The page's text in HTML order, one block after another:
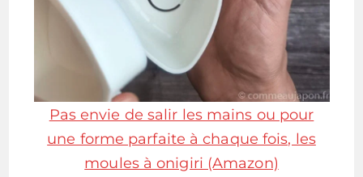
Pas envie de salir les mains ou pour
une forme parfaite à chaque fois, les
moules à onigiri (Amazon)